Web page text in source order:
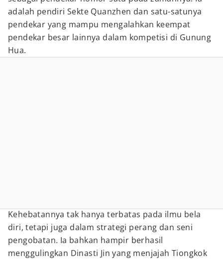
adalah pendiri Sekte Quanzhen dan satu-satunya
pendekar yang mampu mengalahkan keempat
pendekar besar lainnya dalam kompetisi di Gunung
Hua.
Kehebatannya tak hanya terbatas pada ilmu bela
diri, tetapi juga dalam strategi perang dan seni
pengobatan. Ia bahkan hampir berhasil
menggulingkan Dinasti Jin yang menjajah Tiongkok